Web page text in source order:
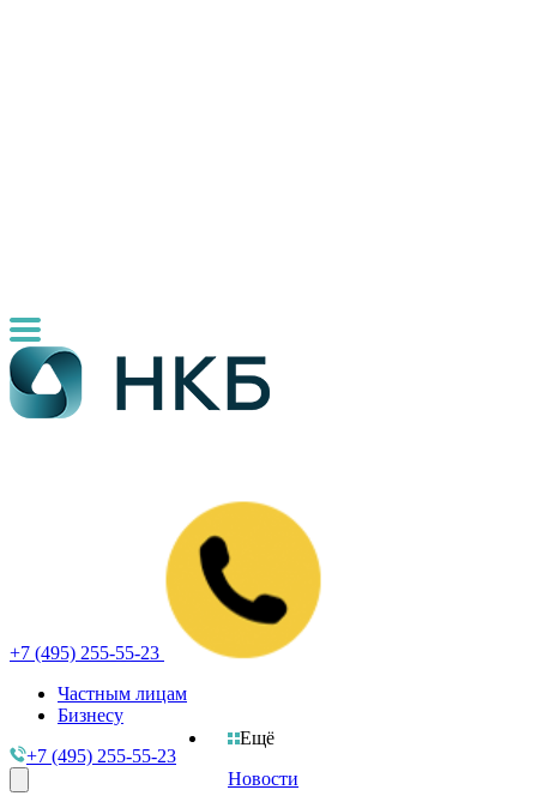
+7 (495) 255-55-23
Частным лицам
Бизнесу
Ещё
Новости
+7 (495) 255-55-23